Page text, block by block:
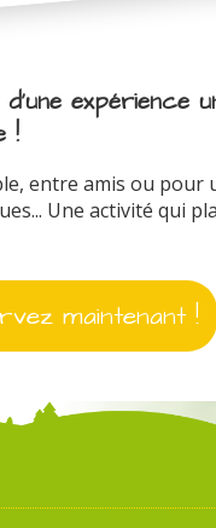
expérience
!
entre amis ou pour
Une activité qui
maintenant !